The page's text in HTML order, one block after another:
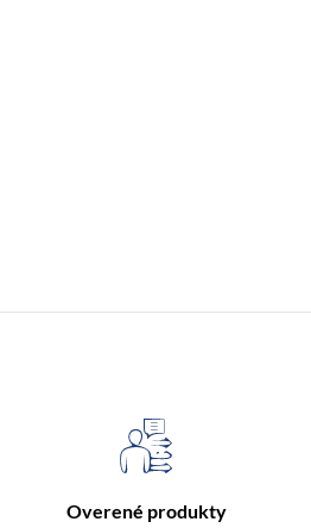
Overené produkty